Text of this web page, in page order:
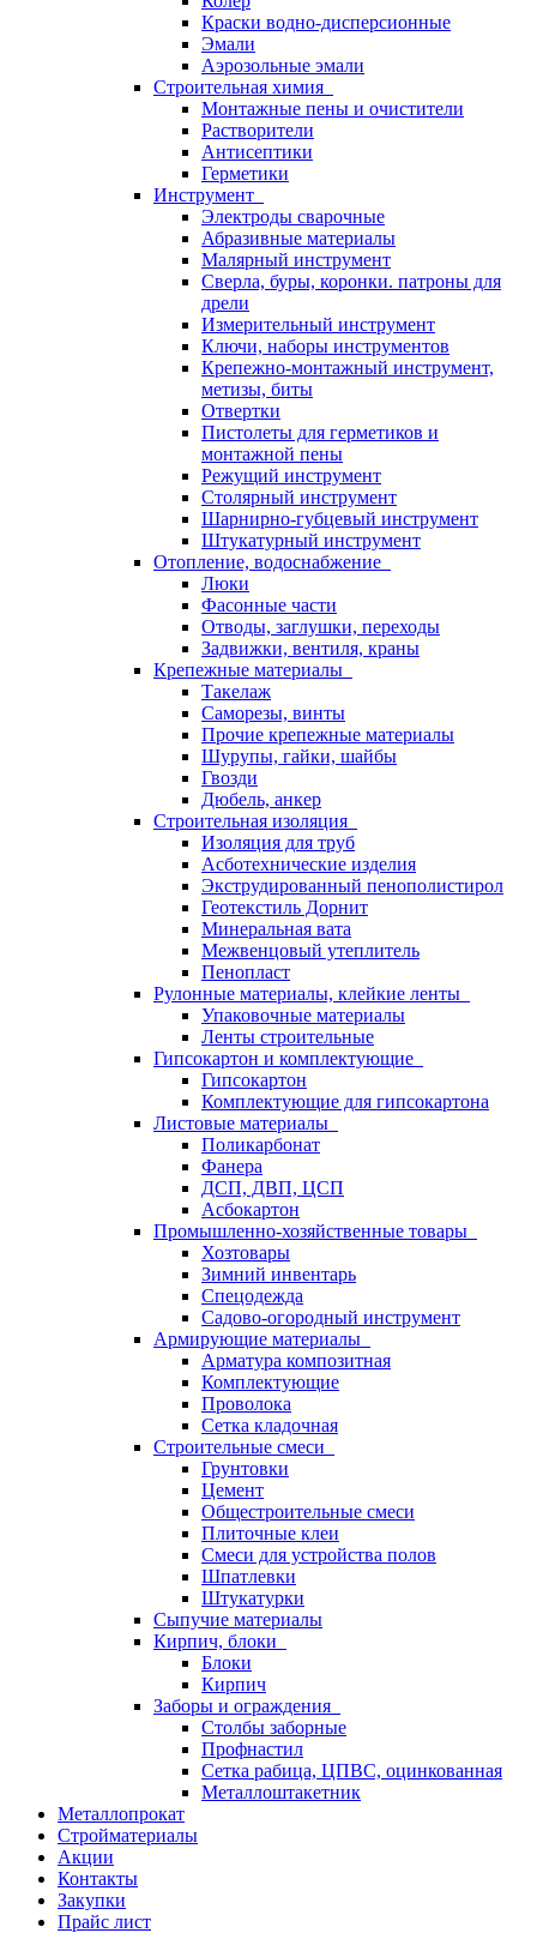
Краски водно-дисперсионные
Эмали
Аэрозольные эмали
Строительная химия
Монтажные пены и очистители
Растворители
Антисептики
Герметики
Инструмент
Электроды сварочные
Абразивные материалы
Малярный инструмент
Сверла, буры, коронки. патроны для
дрели
Измерительный инструмент
Ключи, наборы инструментов
Крепежно-монтажный инструмент,
метизы, биты
Отвертки
Пистолеты для герметиков и
монтажной пены
Режущий инструмент
Столярный инструмент
Шарнирно-губцевый инструмент
Штукатурный инструмент
Отопление, водоснабжение
Люки
Фасонные части
Отводы, заглушки, переходы
Задвижки, вентиля, краны
Крепежные материалы
Такелаж
Саморезы, винты
Прочие крепежные материалы
Шурупы, гайки, шайбы
Гвозди
Дюбель, анкер
Строительная изоляция
Изоляция для труб
Асботехнические изделия
Экструдированный пенополистирол
Геотекстиль Дорнит
Минеральная вата
Межвенцовый утеплитель
Пенопласт
Рулонные материалы, клейкие ленты
Упаковочные материалы
Ленты строительные
Гипсокартон и комплектующие
Гипсокартон
Комплектующие для гипсокартона
Листовые материалы
Поликарбонат
Фанера
ДСП, ДВП, ЦСП
Асбокартон
Промышленно-хозяйственные товары
Хозтовары
Зимний инвентарь
Спецодежда
Садово-огородный инструмент
Армирующие материалы
Арматура композитная
Комплектующие
Проволока
Сетка кладочная
Строительные смеси
Грунтовки
Цемент
Общестроительные смеси
Плиточные клеи
Смеси для устройства полов
Шпатлевки
Штукатурки
Сыпучие материалы
Кирпич, блоки
Блоки
Кирпич
Заборы и ограждения
Столбы заборные
Профнастил
Сетка рабица, ЦПВС, оцинкованная
Металлоштакетник
Металлопрокат
Стройматериалы
Акции
Контакты
Закупки
Прайс лист